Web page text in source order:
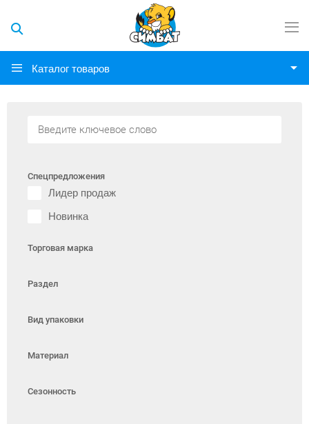
Каталог товаров
Спецпредложения
Лидер продаж
Новинка
Торговая марка
Раздел
Вид упаковки
Материал
Сезонность